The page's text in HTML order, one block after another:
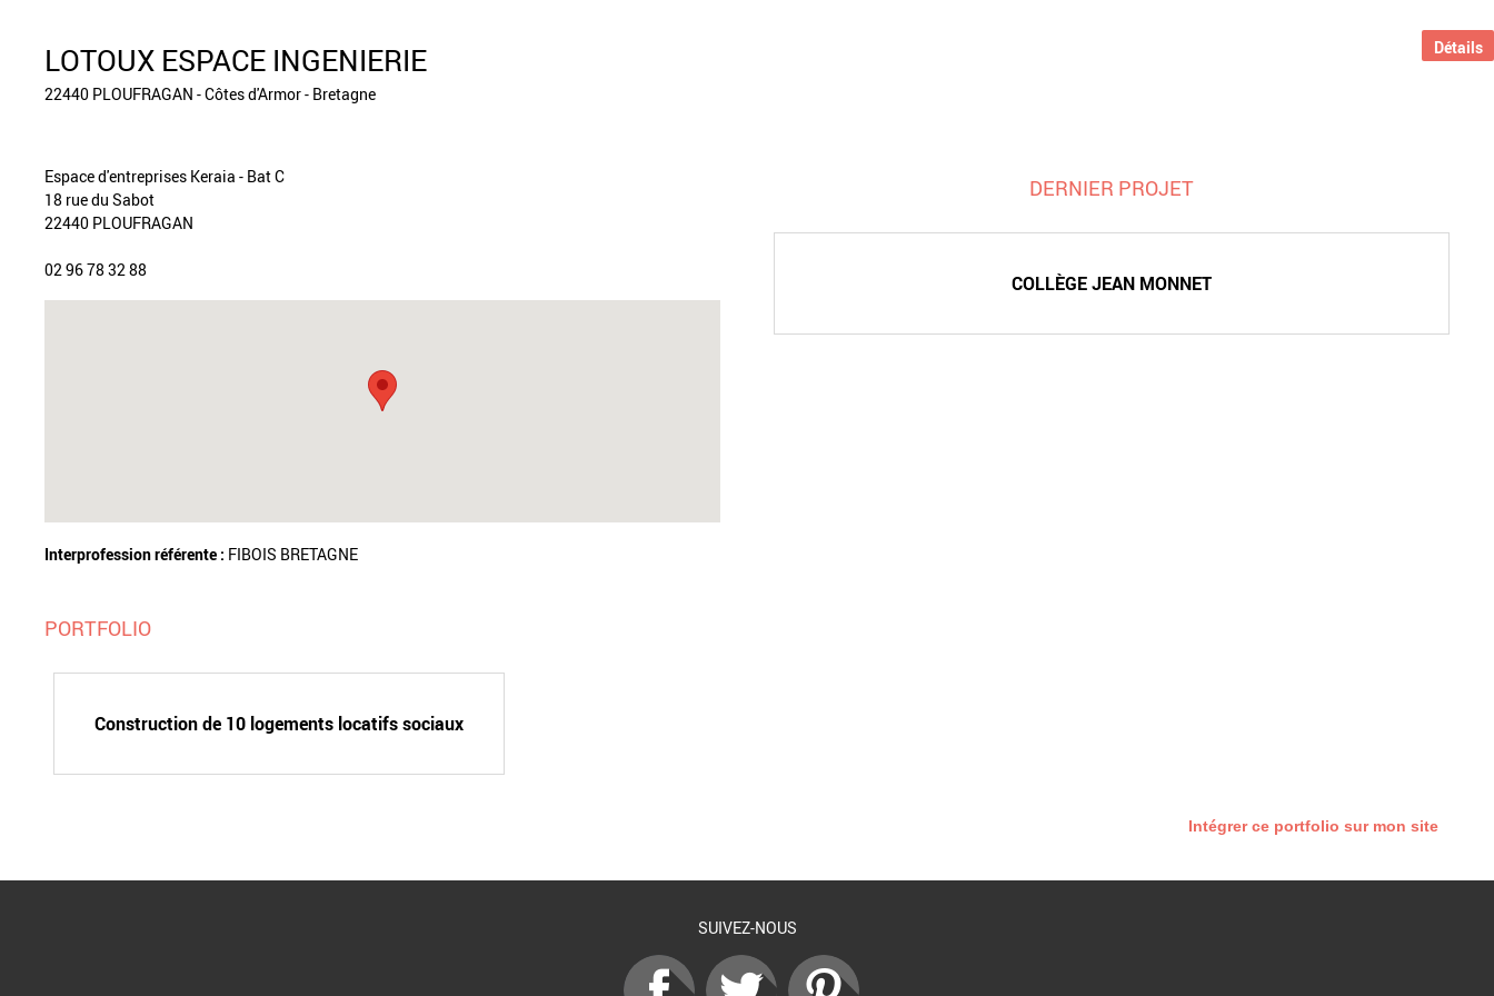
LOTOUX ESPACE INGENIERIE
22440 PLOUFRAGAN - Côtes d'Armor - Bretagne
Espace d'entreprises Keraia - Bat C
18 rue du Sabot
22440 PLOUFRAGAN
02 96 78 32 88
Interprofession référente : FIBOIS BRETAGNE
DERNIER PROJET
COLLÈGE JEAN MONNET
Détails
PORTFOLIO
Construction de 10 logements locatifs sociaux
Intégrer ce portfolio sur mon site
SUIVEZ-NOUS